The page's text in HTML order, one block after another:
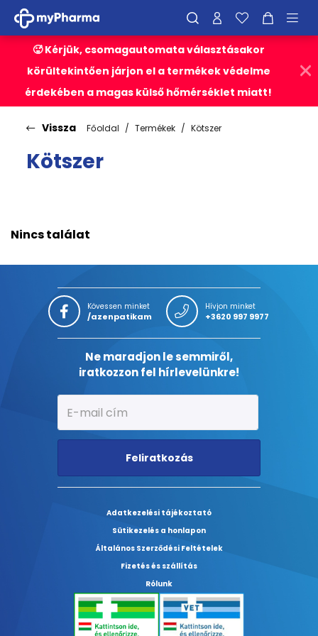
🥵 Kérjük, csomagautomata választásakor
körültekintően járjon el a termékek védelme
érdekében a magas külső hőmérséklet miatt!
Vissza Főoldal Termékek Kötszer
Kötszer
Nincs találat
Kövessen minket
/azenpatikam
Hívjon minket
+3620 997 9977
Ne maradjon le semmiről,
iratkozzon fel hírlevelünkre!
Feliratkozás
Adatkezelési tájékoztató
Sütikezelés a honlapon
Általános Szerződési Feltételek
Fizetés és szállítás
Rólunk